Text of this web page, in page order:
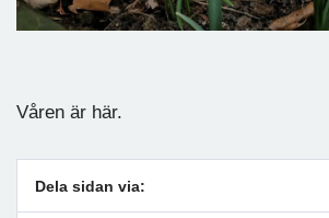
Våren är här.
Dela sidan via: